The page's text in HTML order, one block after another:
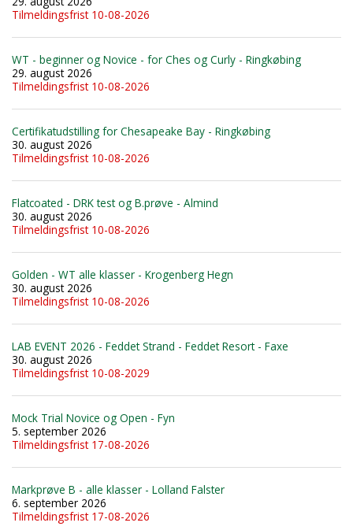
Tilmeldingsfrist 10-08-2026
WT - beginner og Novice - for Ches og Curly - Ringkøbing
29. august 2026
Tilmeldingsfrist 10-08-2026
Certifikatudstilling for Chesapeake Bay - Ringkøbing
30. august 2026
Tilmeldingsfrist 10-08-2026
Flatcoated - DRK test og B.prøve - Almind
30. august 2026
Tilmeldingsfrist 10-08-2026
Golden - WT alle klasser - Krogenberg Hegn
30. august 2026
Tilmeldingsfrist 10-08-2026
LAB EVENT 2026 - Feddet Strand - Feddet Resort - Faxe
30. august 2026
Tilmeldingsfrist 10-08-2029
Mock Trial Novice og Open - Fyn
5. september 2026
Tilmeldingsfrist 17-08-2026
Markprøve B - alle klasser - Lolland Falster
6. september 2026
Tilmeldingsfrist 17-08-2026